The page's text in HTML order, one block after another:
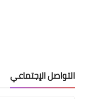
التواصل الإجتماعي